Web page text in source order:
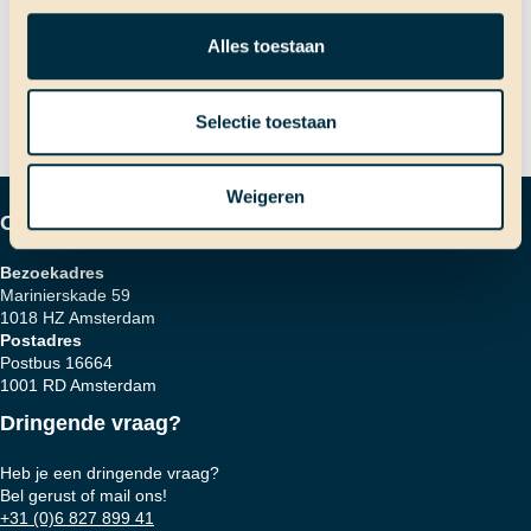
Alles toestaan
Selectie toestaan
Weigeren
navigatie
Op een onbewoond eiland
Contactgegevens
Bezoekadres
Marinierskade 59
1018 HZ Amsterdam
Postadres
Postbus 16664
1001 RD Amsterdam
Dringende vraag?
Heb je een dringende vraag?
Bel gerust of mail ons!
+31 (0)6 827 899 41